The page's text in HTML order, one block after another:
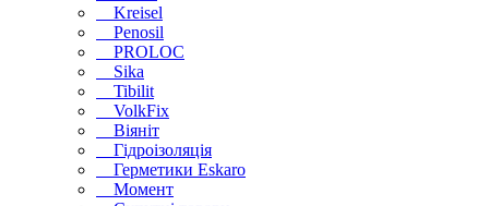
Kreisel
Penosil
PROLOC
Sika
Tibilit
VolkFix
Віяніт
Гідроізоляція
Герметики Eskaro
Момент